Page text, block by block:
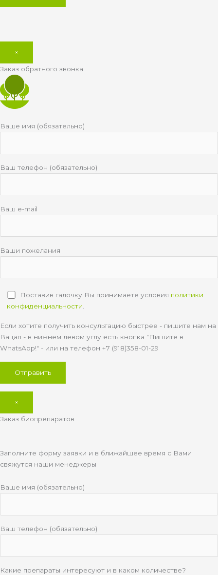
×
Заказ обратного звонка
Ваше имя (обязательно)
Ваш телефон (обязательно)
Ваш e-mail
Ваши пожелания
Поставив галочку Вы принимаете условия политики
конфиденциальности.
Если хотите получить консультацию быстрее - пишите нам на
Вацап - в нижнем левом углу есть кнопка "Пишите в
WhatsApp!" - или на телефон +7 (918)358-01-29
×
Заказ биопрепаратов
Заполните форму заявки и в ближайшее время с Вами
свяжутся наши менеджеры
Ваше имя (обязательно)
Ваш телефон (обязательно)
Какие препараты интересуют и в каком количестве?